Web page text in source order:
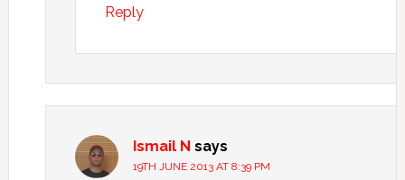
Reply
Ismail N says
19TH JUNE 2013 AT 8:39 PM